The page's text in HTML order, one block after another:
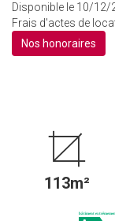
Disponible le 10/12/
Frais d'actes de
Nos honoraires
113m²